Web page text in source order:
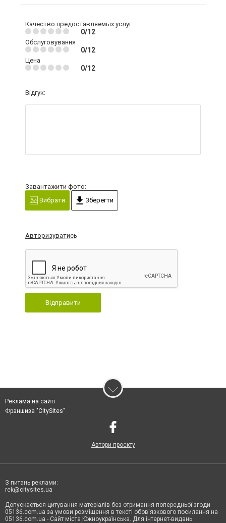
Качество предоставляемых услуг
0/12
Обслуговування
0/12
Цена
0/12
Відгук:
Завантажити фото:
Вибрати
Зберегти
Авторизуватись
Відправити
Реклама на сайті
Франшиза "CitySites"
Автори проєкту
З питань реклами:
rek@citysites.ua
Допускається цитування матеріалів без отримання попередньої згоди
05136.com.ua за умови розміщення в тексті обов'язкового посилання на
05136.com.ua - Сайт міста Южноукраїнська. Для інтернет-видань